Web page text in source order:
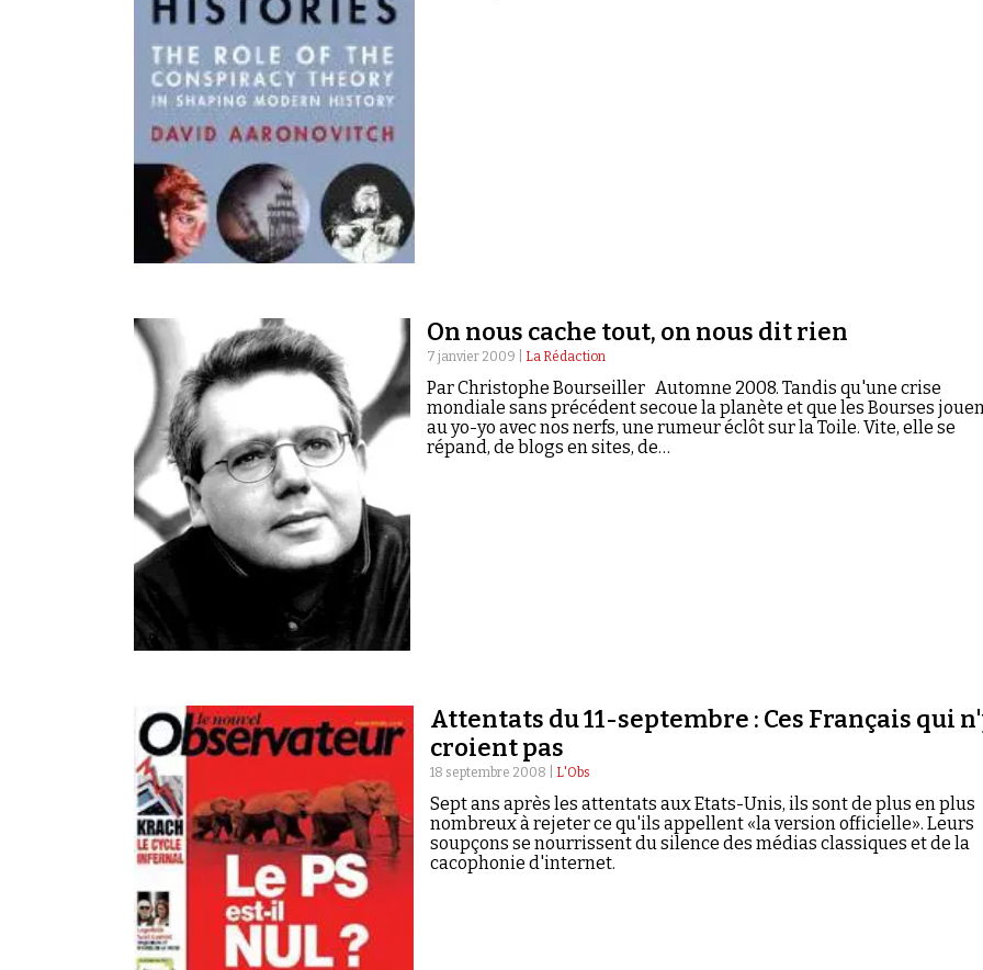
On nous cache tout, on nous dit rien
7 janvier 2009 | La Rédaction
Par Christophe Bourseiller Automne 2008. Tandis qu'une crise
mondiale sans précédent secoue la planète et que les Bourses
au yo-yo avec nos nerfs, une rumeur éclôt sur la Toile. Vite, elle se
répand, de blogs en sites, de…
Attentats du 11-septembre : Ces Français qui
croient pas
18 septembre 2008 | L'Obs
Sept ans après les attentats aux Etats-Unis, ils sont de plus en plus
nombreux à rejeter ce qu'ils appellent «la version officielle». Leurs
soupçons se nourrissent du silence des médias classiques et de la
cacophonie d'internet.